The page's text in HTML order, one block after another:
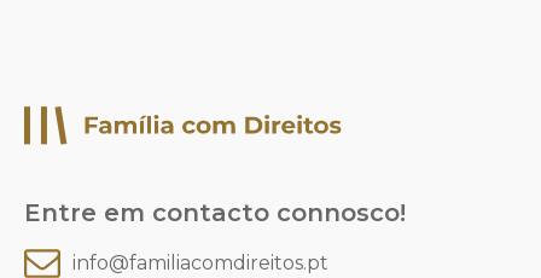
Entre em contacto connosco!
info@familiacomdireitos.pt